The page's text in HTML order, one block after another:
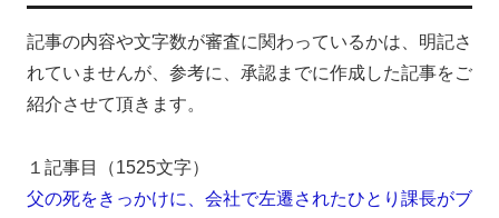
記事の内容や文字数が審査に関わっているかは、明記さ
れていませんが、参考に、承認までに作成した記事をご
紹介させて頂きます。
１記事目（1525文字）
父の死をきっかけに、会社で左遷されたひとり課長がブ